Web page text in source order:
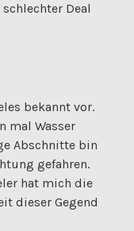
Deal
bekannt vor.
mal Wasser
Abschnitte bin
gefahren.
hat mich die
dieser Gegend